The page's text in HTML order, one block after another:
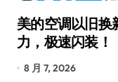
美的空调以旧换
力，极速闪装！
8 月 7, 2026